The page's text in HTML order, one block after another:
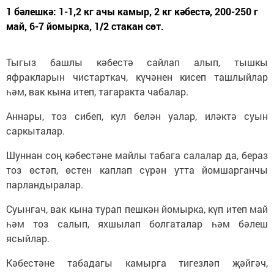
1 бәлешкә: 1-1,2 кг ачы камыр, 2 кг кәбестә, 200-250 г
май, 6-7 йомырка, 1/2 стакан сөт.
Тыгыз башлы кәбестә сайлап алып, тышкы
яфракларын чистарткач, күчәнен кисеп ташлыйлар
һәм, вак кына итеп, тагаракта чабалар.
Аннары, тоз сибеп, кул белән уалар, иләктә суын
саркыталар.
Шуннан соң кәбестәне майлы табага салалар да, бераз
тоз өстәп, өстен каплап сүрән утта йомшарганчы
парландыралар.
Суынгач, вак кына турап пешкән йомырка, күп итеп май
һәм тоз салып, яхшылап болгаталар һәм бәлеш
ясыйлар.
Кәбестәне табадагы камырга тигезләп җәйгәч,